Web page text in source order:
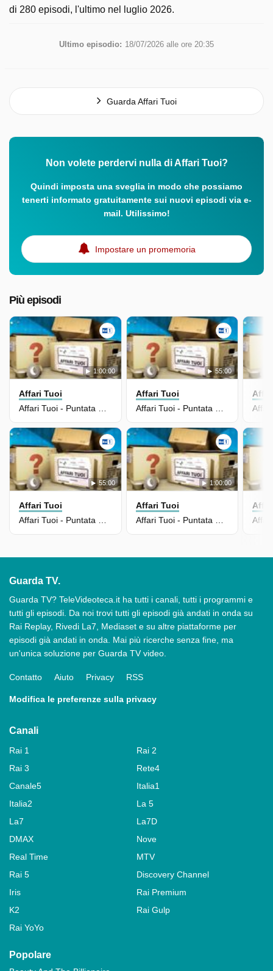
di 280 episodi, l'ultimo nel luglio 2026.
Ultimo episodio: 18/07/2026 alle ore 20:35
Guarda Affari Tuoi
Non volete perdervi nulla di Affari Tuoi?
Quindi imposta una sveglia in modo che possiamo
tenerti informato gratuitamente sui nuovi episodi via e-
mail. Utilissimo!
Impostare un promemoria
Più episodi
1:00:00
Affari Tuoi
Affari Tuoi - Puntata Del 15/09/2025
55:00
Affari Tuoi
Affari Tuoi - Puntata Del 14/09/2025
55:00
Affari Tuoi
1:00:00
Affari Tuoi
Guarda TV.
Guarda TV? TeleVideoteca.it ha tutti i canali, tutti i programmi e
tutti gli episodi. Da noi trovi tutti gli episodi già andati in onda su
Rai Replay, Rivedi La7, Mediaset e su altre piattaforme per
episodi già andati in onda. Mai più ricerche senza fine, ma
un'unica soluzione per Guarda TV video.
Contatto Aiuto Privacy RSS
Modifica le preferenze sulla privacy
Canali
Rai 1
Rai 2
Rai 3
Rete4
Canale5
Italia1
Italia2
La 5
La7
La7D
DMAX
Nove
Real Time
MTV
Rai 5
Discovery Channel
Iris
Rai Premium
K2
Rai Gulp
Rai YoYo
Popolare